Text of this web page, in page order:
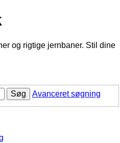
og rigtige jernbaner. Stil dine
Søg Avanceret søgning